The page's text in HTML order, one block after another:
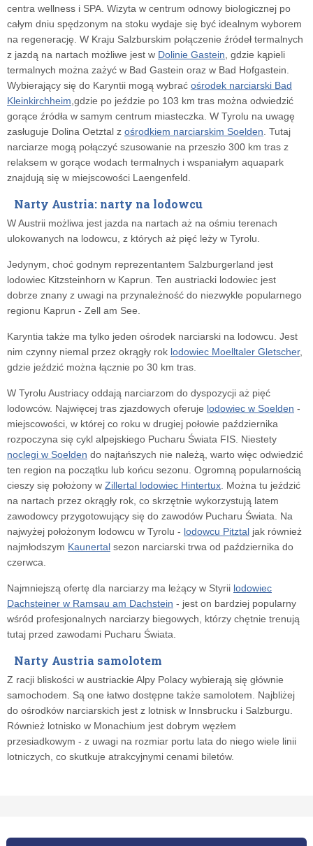
centra wellness i SPA. Wizyta w centrum odnowy biologicznej po
całym dniu spędzonym na stoku wydaje się być idealnym wyborem
na regenerację. W Kraju Salzburskim połączenie źródeł termalnych
z jazdą na nartach możliwe jest w Dolinie Gastein, gdzie kąpieli
termalnych można zażyć w Bad Gastein oraz w Bad Hofgastein.
Wybierający się do Karyntii mogą wybrać ośrodek narciarski Bad
Kleinkirchheim,gdzie po jeździe po 103 km tras można odwiedzić
gorące źródła w samym centrum miasteczka. W Tyrolu na uwagę
zasługuje Dolina Oetztal z ośrodkiem narciarskim Soelden. Tutaj
narciarze mogą połączyć szusowanie na przeszło 300 km tras z
relaksem w gorące wodach termalnych i wspaniałym aquapark
znajdują się w miejscowości Laengenfeld.
Narty Austria: narty na lodowcu
W Austrii możliwa jest jazda na nartach aż na ośmiu terenach
ulokowanych na lodowcu, z których aż pięć leży w Tyrolu.
Jedynym, choć godnym reprezentantem Salzburgerland jest
lodowiec Kitzsteinhorn w Kaprun. Ten austriacki lodowiec jest
dobrze znany z uwagi na przynależność do niezwykle popularnego
regionu Kaprun - Zell am See.
Karyntia także ma tylko jeden ośrodek narciarski na lodowcu. Jest
nim czynny niemal przez okrągły rok lodowiec Moelltaler Gletscher,
gdzie jeździć można łącznie po 30 km tras.
W Tyrolu Austriacy oddają narciarzom do dyspozycji aż pięć
lodowców. Najwięcej tras zjazdowych oferuje lodowiec w Soelden -
miejscowości, w której co roku w drugiej połowie października
rozpoczyna się cykl alpejskiego Pucharu Świata FIS. Niestety
noclegi w Soelden do najtańszych nie należą, warto więc odwiedzić
ten region na początku lub końcu sezonu. Ogromną popularnością
cieszy się położony w Zillertal lodowiec Hintertux. Można tu jeździć
na nartach przez okrągły rok, co skrzętnie wykorzystują latem
zawodowcy przygotowujący się do zawodów Pucharu Świata. Na
najwyżej położonym lodowcu w Tyrolu - lodowcu Pitztal jak również
najmłodszym Kaunertal sezon narciarski trwa od października do
czerwca.
Najmniejszą ofertę dla narciarzy ma leżący w Styrii lodowiec
Dachsteiner w Ramsau am Dachstein - jest on bardziej popularny
wśród profesjonalnych narciarzy biegowych, którzy chętnie trenują
tutaj przed zawodami Pucharu Świata.
Narty Austria samolotem
Z racji bliskości w austriackie Alpy Polacy wybierają się głównie
samochodem. Są one łatwo dostępne także samolotem. Najbliżej
do ośrodków narciarskich jest z lotnisk w Innsbrucku i Salzburgu.
Również lotnisko w Monachium jest dobrym węzłem
przesiadkowym - z uwagi na rozmiar portu lata do niego wiele linii
lotniczych, co skutkuje atrakcyjnymi cenami biletów.